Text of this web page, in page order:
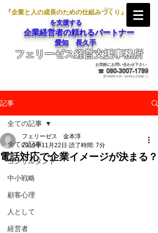
『企業と人の成長のための仕組みづくり』
を支援する
企業経営者の頼れるパートナー
愛知 長久手
フェリーゼス経営支援事務所
お気軽にお問い合わせ下さい
☎ 080-3007-1789
受付時間 9:00～18:00(土日祝除く)
記事
全ての記事
コンサルタント
中小戦略
顧客心理
人として
経営者
全ての記事
電話対応で企業イメージが決まる？
フェリーゼス 金本淳
2019年11月22日 読了時間: 7分